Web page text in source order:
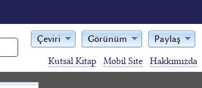
Çeviri Görünüm Paylaş
Kutsal Kitap Mobil Site Hakkımızda